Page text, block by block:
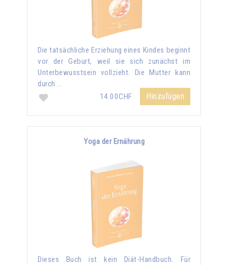
Die tatsächliche Erziehung eines Kindes beginnt
vor der Geburt, weil sie sich zunächst im
Unterbewusstsein vollzieht. Die Mutter kann
durch …
14.00CHF
Hinzufügen
Yoga der Ernährung
Dieses Buch ist kein Diät-Handbuch. Für